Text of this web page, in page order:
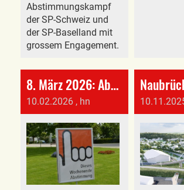
Abstimmungskampf
der SP-Schweiz und
der SP-Baselland mit
grossem Engagement.
8. März 2026: Abstimmungen Übersicht & Parolen
10.02.2026 , hn